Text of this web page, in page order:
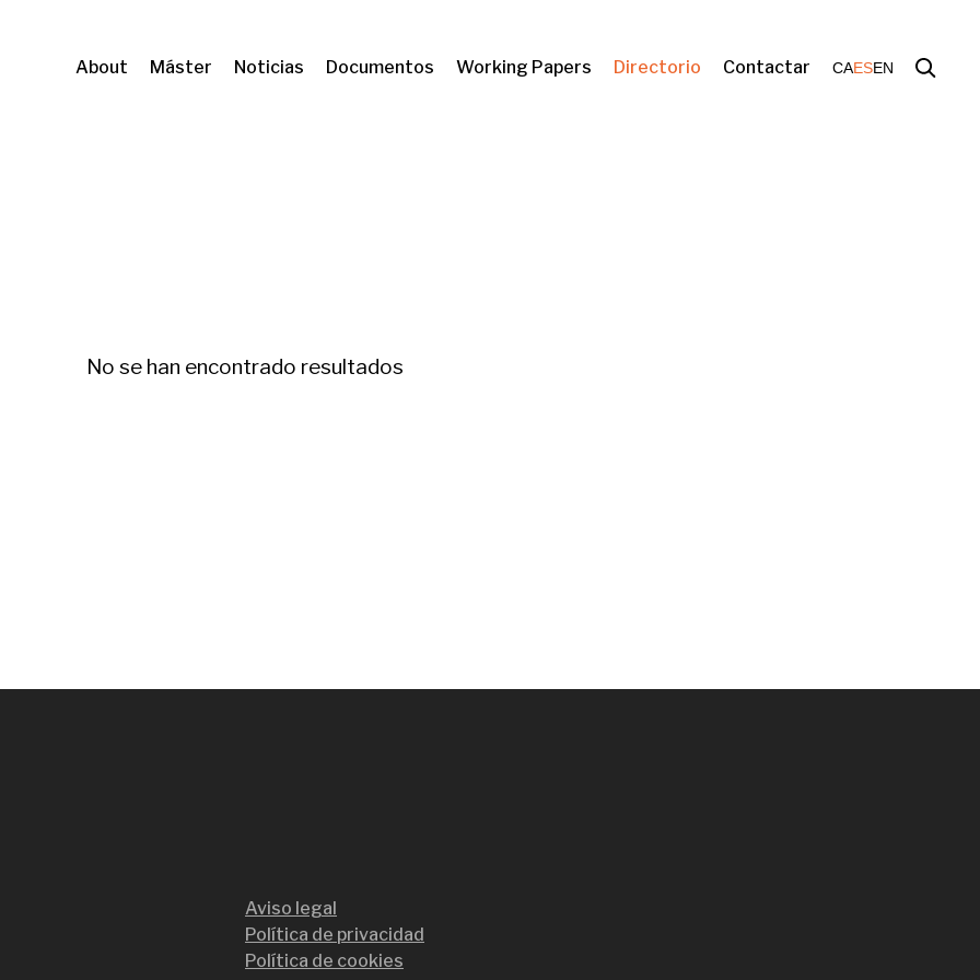
About Máster Noticias Documentos Working Papers Directorio Contactar CAESEN
No se han encontrado resultados
Aviso legal
Política de privacidad
Política de cookies